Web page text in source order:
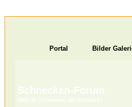
Portal Bilder
Schnecken-Forum
Habt ihr Schnecken als Haustiere?